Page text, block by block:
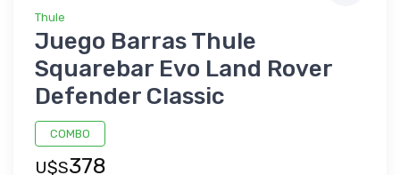
Thule
Juego Barras Thule
Squarebar Evo Land Rover
Defender Classic
COMBO
U$S378